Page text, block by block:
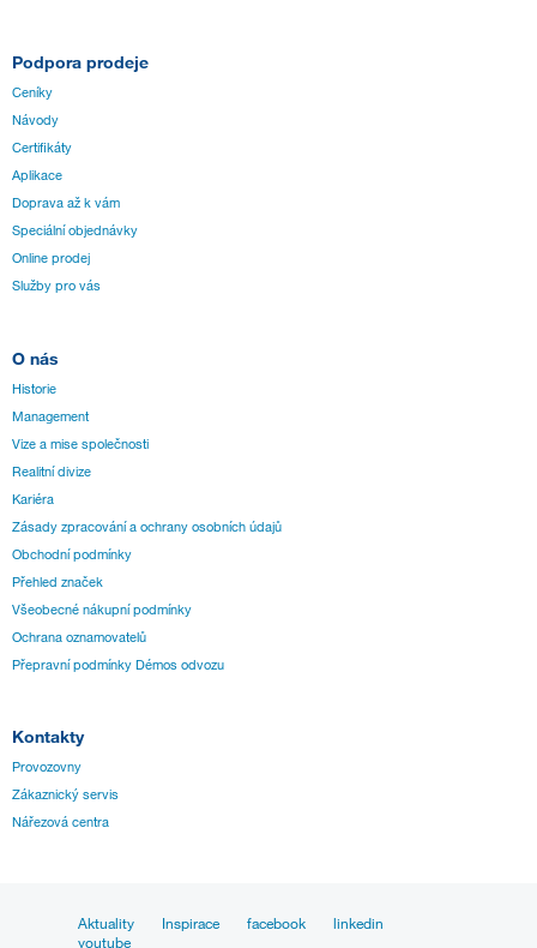
Podpora prodeje
Ceníky
Návody
Certifikáty
Aplikace
Doprava až k vám
Speciální objednávky
Online prodej
Služby pro vás
O nás
Historie
Management
Vize a mise společnosti
Realitní divize
Kariéra
Zásady zpracování a ochrany osobních údajů
Obchodní podmínky
Přehled značek
Všeobecné nákupní podmínky
Ochrana oznamovatelů
Přepravní podmínky Démos odvozu
Kontakty
Provozovny
Zákaznický servis
Nářezová centra
Aktuality Inspirace facebook
linkedin
youtube